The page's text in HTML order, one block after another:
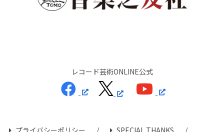
レコード芸術ONLINE公式
プライバシーポリシー SPECIAL THANKS